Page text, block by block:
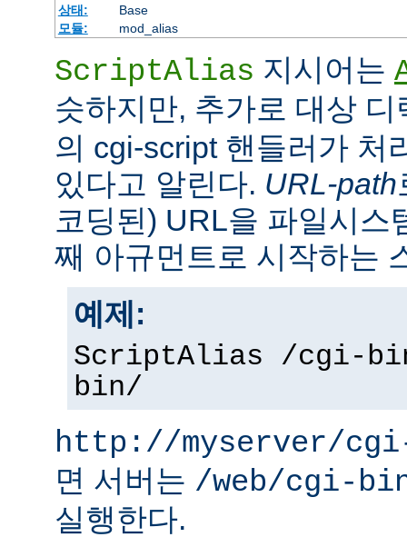
상태:
Base
모듈:
mod_alias
ScriptAlias 지시어는
슷하지만, 추가로 대상
의 cgi-script 핸들러가 처
있다고 알린다. URL-path
코딩된) URL을 파일시스
째 아규먼트로 시작하는
예제:
ScriptAlias /cgi-
bin/
http://myserver/
면 서버는 /web/cgi-
실행한다.